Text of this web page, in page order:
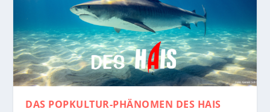
DAS POPKULTUR-PHÄNOMEN DES HAIS